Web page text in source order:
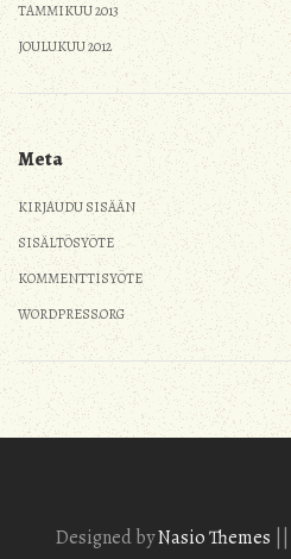
TAMMIKUU 2013
JOULUKUU 2012
Meta
KIRJAUDU SISÄÄN
SISÄLTÖSYÖTE
KOMMENTTISYÖTE
WORDPRESS.ORG
Designed byNasio Themes